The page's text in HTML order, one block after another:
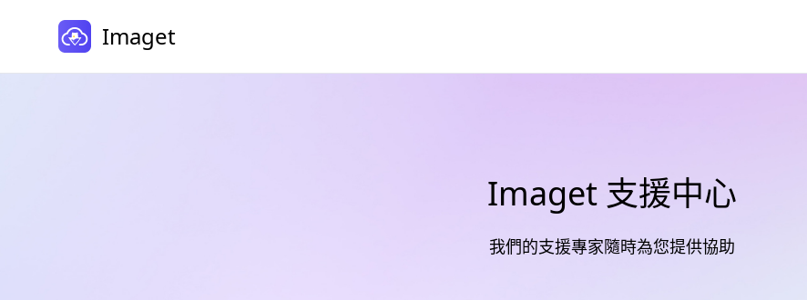
Imaget
Imaget 支援中心
我們的支援專家隨時為您提供協助